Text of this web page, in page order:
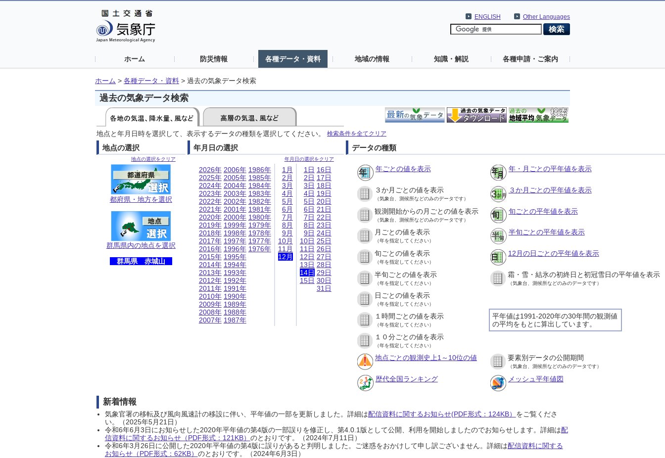
Other Languages
ENGLISH
ホーム 防災情報 各種データ・資料 地域の情報 知識・解説 各種申請・ご案内
ホーム > 各種データ・資料 > 過去の気象データ検索
過去の気象データ検索
地点と年月日時を選択して、表示するデータの種類を選択してください。 検索条件を全てクリア
地点の選択
地点の選択をクリア
都府県・地方を選択
群馬県内の地点を選択
群馬県 赤城山
年月日の選択
年月日の選択をクリア
2026年
2025年
2024年
2023年
2022年
2021年
2020年
2019年
2018年
2017年
2016年
2015年
2014年
2013年
2012年
2011年
2010年
2009年
2008年
2007年
2006年
2005年
2004年
2003年
2002年
2001年
2000年
1999年
1998年
1997年
1996年
1995年
1994年
1993年
1992年
1991年
1990年
1989年
1988年
1987年
1986年
1985年
1984年
1983年
1982年
1981年
1980年
1979年
1978年
1977年
1976年
1月
2月
3月
4月
5月
6月
7月
8月
9月
10月
11月
12月
1日
2日
3日
4日
5日
6日
7日
8日
9日
10日
11日
12日
13日
14日
15日
16日
17日
18日
19日
20日
21日
22日
23日
24日
25日
26日
27日
28日
29日
30日
31日
データの種類
年ごとの値を表示 年・月ごとの平年値を表示
３か月ごとの値を表示
（気象台、測候所などのみのデータです）
３か月ごとの平年値を表示
観測開始からの月ごとの値を表示
（気象台、測候所などのみのデータです）
旬ごとの平年値を表示
月ごとの値を表示
（年を指定してください）
半旬ごとの平年値を表示
旬ごとの値を表示
（年を指定してください）
12月の日ごとの平年値を表示
半旬ごとの値を表示
（年を指定してください）
霜・雪・結氷の初終日と初冠雪日の平年値を表示
（気象台、測候所などのみのデータです）
日ごとの値を表示
（年を指定してください）
平年値は1991-2020年の30年間の観測値
の平均をもとに算出しています。
１時間ごとの値を表示
（年を指定してください）
１０分ごとの値を表示
（年を指定してください）
地点ごとの観測史上1～10位の値 要素別データの公開期間
（気象台、測候所などのみのデータです）
歴代全国ランキング メッシュ平年値図
新着情報
気象官署の移転及び風向風速計の移設に伴い、平年値の一部を更新しました。詳細は配信資料に関するお知らせ(PDF形式：124KB） をご覧くださ
い。（2025年5月21日）
令和6年6月3日にお知らせした2020年平年値の第4版の一部誤りを修正し、第4.0.1版として公開、利用を開始しましたのでお知らせします。詳細は配
信資料に関するお知らせ（PDF形式：121KB） のとおりです。（2024年7月11日）
令和6年3月26日に公開した2020年平年値の第4版に誤りがあると判明しました。ご迷惑をおかけして申し訳ございません。詳細は配信資料に関する
お知らせ（PDF形式：62KB） のとおりです。（2024年6月3日）